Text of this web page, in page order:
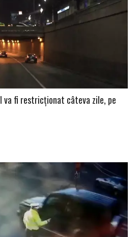
fi restricționat câteva zile, pe